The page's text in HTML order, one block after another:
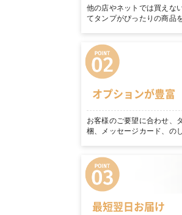
他の店やネットでは買えな
てタンプがぴったりの商品
オプションが豊富
お客様のご要望に合わせ、
梱、メッセージカード、の
最短翌日お届け